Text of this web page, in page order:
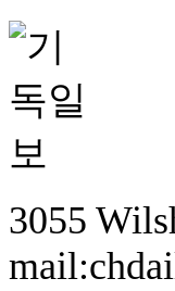
3055